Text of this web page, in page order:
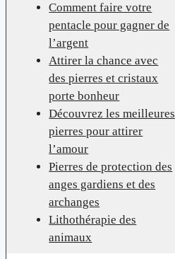
Comment faire votre
pentacle pour gagner de
l’argent
Attirer la chance avec
des pierres et cristaux
porte bonheur
Découvrez les meilleures
pierres pour attirer
l’amour
Pierres de protection des
anges gardiens et des
archanges
Lithothérapie des
animaux